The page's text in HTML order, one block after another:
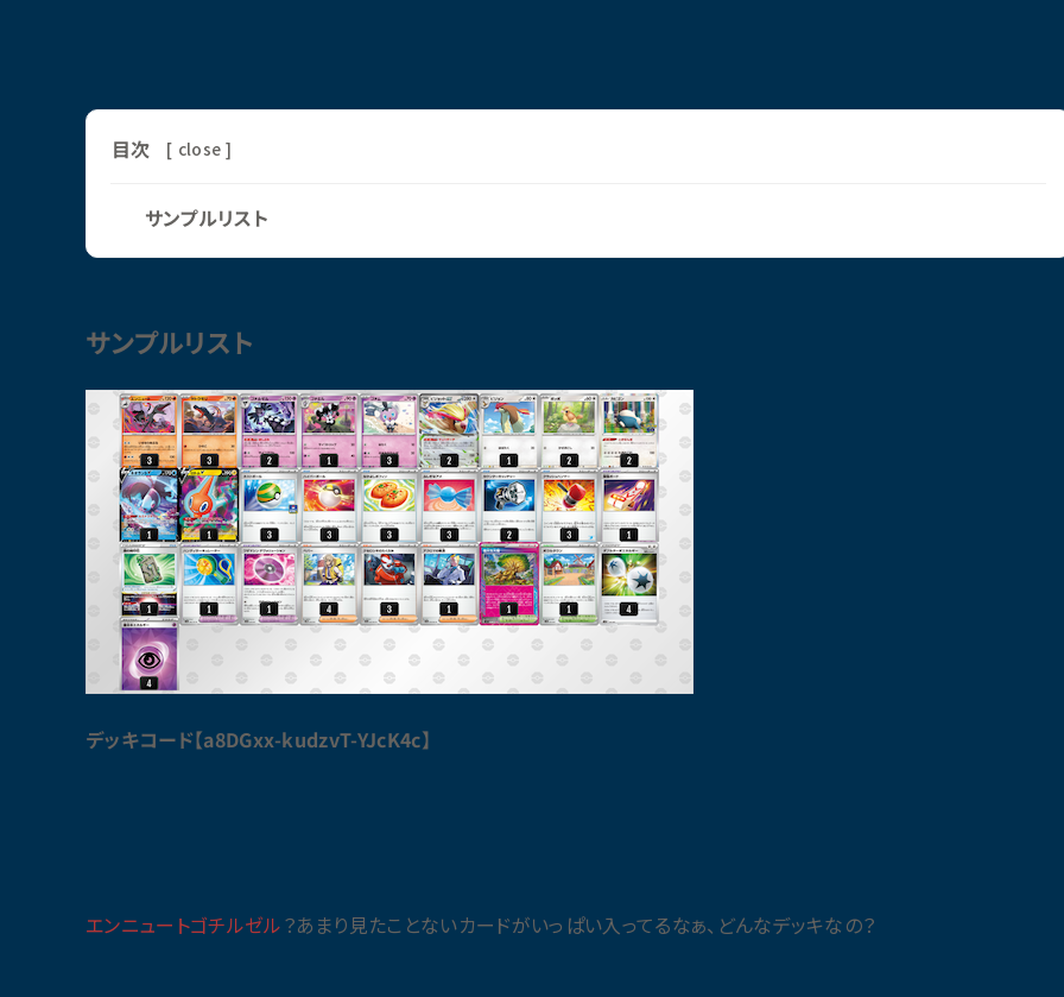
目次 [ close ]
サンプルリスト
サンプルリスト
デッキコード【a8DGxx-kudzvT-YJcK4c】
エンニュートゴチルゼル？あまり見たことないカードがいっぱい入ってるなぁ、どんなデッキなの？